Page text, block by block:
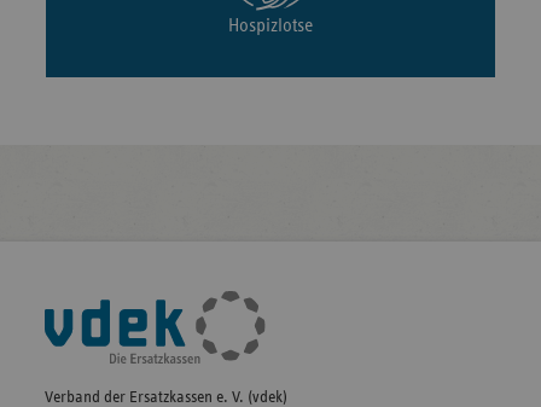
Hospizlotse
Fußleisten-
Navigation
Verband der Ersatzkassen e. V. (vdek)